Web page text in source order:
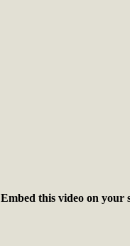
Embed this video on your